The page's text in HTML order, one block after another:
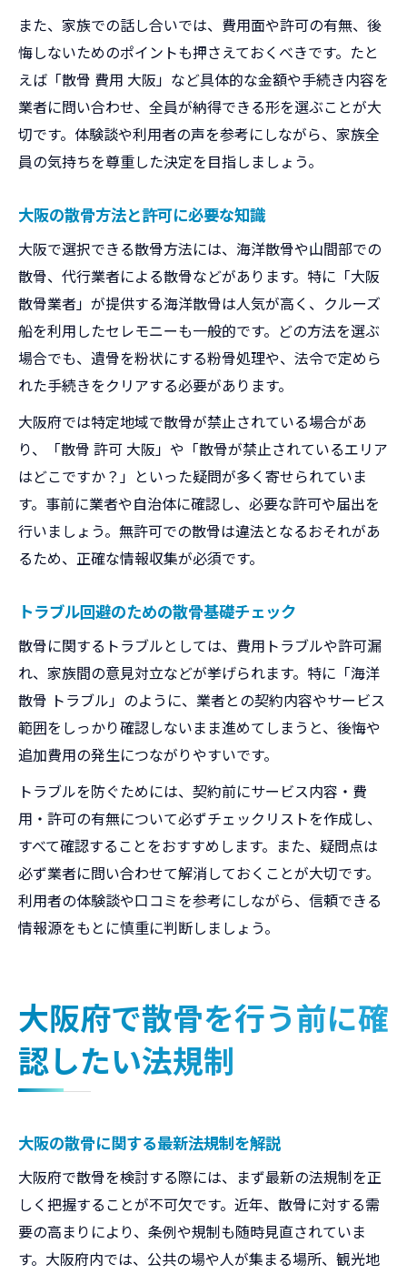
また、家族での話し合いでは、費用面や許可の有無、後
悔しないためのポイントも押さえておくべきです。たと
えば「散骨 費用 大阪」など具体的な金額や手続き内容を
業者に問い合わせ、全員が納得できる形を選ぶことが大
切です。体験談や利用者の声を参考にしながら、家族全
員の気持ちを尊重した決定を目指しましょう。
大阪の散骨方法と許可に必要な知識
大阪で選択できる散骨方法には、海洋散骨や山間部での
散骨、代行業者による散骨などがあります。特に「大阪
散骨業者」が提供する海洋散骨は人気が高く、クルーズ
船を利用したセレモニーも一般的です。どの方法を選ぶ
場合でも、遺骨を粉状にする粉骨処理や、法令で定めら
れた手続きをクリアする必要があります。
大阪府では特定地域で散骨が禁止されている場合があ
り、「散骨 許可 大阪」や「散骨が禁止されているエリア
はどこですか？」といった疑問が多く寄せられていま
す。事前に業者や自治体に確認し、必要な許可や届出を
行いましょう。無許可での散骨は違法となるおそれがあ
るため、正確な情報収集が必須です。
トラブル回避のための散骨基礎チェック
散骨に関するトラブルとしては、費用トラブルや許可漏
れ、家族間の意見対立などが挙げられます。特に「海洋
散骨 トラブル」のように、業者との契約内容やサービス
範囲をしっかり確認しないまま進めてしまうと、後悔や
追加費用の発生につながりやすいです。
トラブルを防ぐためには、契約前にサービス内容・費
用・許可の有無について必ずチェックリストを作成し、
すべて確認することをおすすめします。また、疑問点は
必ず業者に問い合わせて解消しておくことが大切です。
利用者の体験談や口コミを参考にしながら、信頼できる
情報源をもとに慎重に判断しましょう。
大阪府で散骨を行う前に確
認したい法規制
大阪の散骨に関する最新法規制を解説
大阪府で散骨を検討する際には、まず最新の法規制を正
しく把握することが不可欠です。近年、散骨に対する需
要の高まりにより、条例や規制も随時見直されていま
す。大阪府内では、公共の場や人が集まる場所、観光地